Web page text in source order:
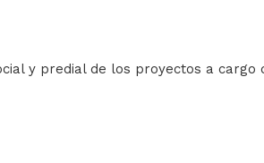
y predial de los proyectos a cargo